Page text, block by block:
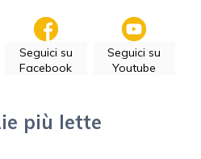
Seguici su
Facebook
Seguici su
Youtube
più lette